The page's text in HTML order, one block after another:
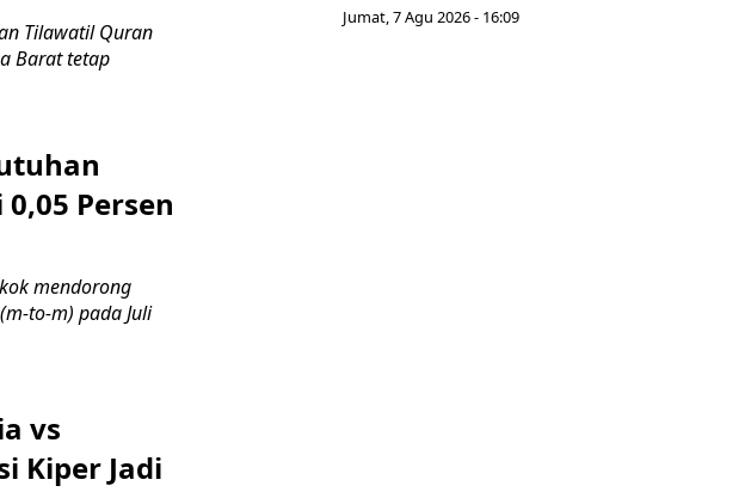
Tilawatil Quran
Barat tetap
Persen
mendorong
to-m) pada Juli
vs
Kiper Jadi
Jumat, 7 Agu 2026 - 16:09